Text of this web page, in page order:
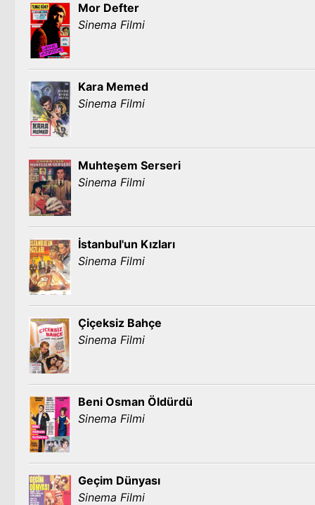
Mor Defter
Sinema Filmi
Kara Memed
Sinema Filmi
Muhteşem Serseri
Sinema Filmi
İstanbul'un Kızları
Sinema Filmi
Çiçeksiz Bahçe
Sinema Filmi
Beni Osman Öldürdü
Sinema Filmi
Geçim Dünyası
Sinema Filmi